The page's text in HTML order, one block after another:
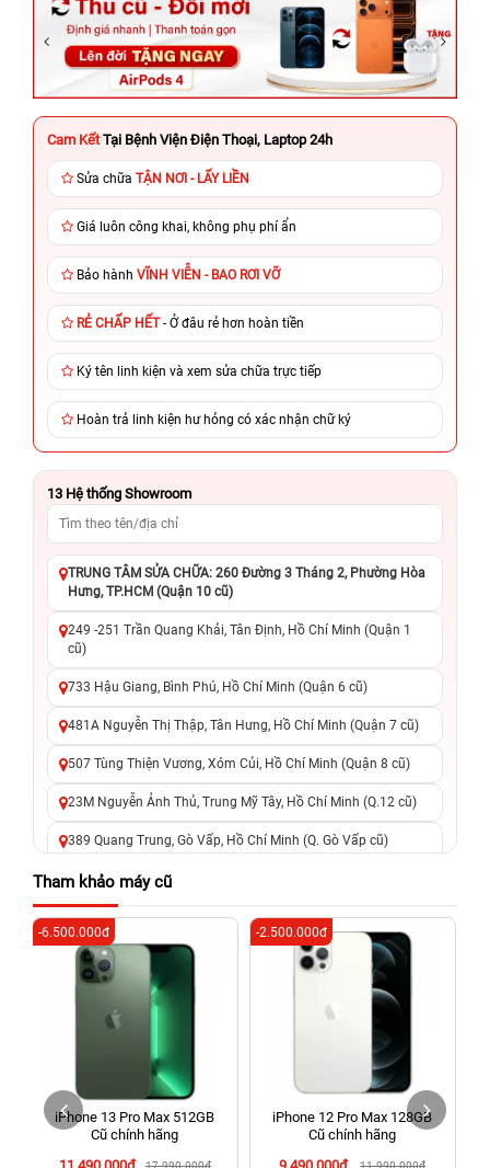
Cam Kết Tại Bệnh Viện Điện Thoại, Laptop 24h
Sửa chữa TẬN NƠI - LẤY LIỀN
Giá luôn công khai, không phụ phí ẩn
Bảo hành VĨNH VIỄN - BAO RƠI VỠ
RẺ CHẤP HẾT- Ở đâu rẻ hơn hoàn tiền
Ký tên linh kiện và xem sửa chữa trực tiếp
Hoàn trả linh kiện hư hỏng có xác nhận chữ ký
13 Hệ thống Showroom
TRUNG TÂM SỬA CHỮA: 260 Đường 3 Tháng 2, Phường Hòa
Hưng, TP.HCM (Quận 10 cũ)
249 -251 Trần Quang Khải, Tân Định, Hồ Chí Minh (Quận 1
cũ)
733 Hậu Giang, Bình Phú, Hồ Chí Minh (Quận 6 cũ)
481A Nguyễn Thị Thập, Tân Hưng, Hồ Chí Minh (Quận 7 cũ)
507 Tùng Thiện Vương, Xóm Củi, Hồ Chí Minh (Quận 8 cũ)
23M Nguyễn Ảnh Thủ, Trung Mỹ Tây, Hồ Chí Minh (Q.12 cũ)
389 Quang Trung, Gò Vấp, Hồ Chí Minh (Q. Gò Vấp cũ)
625 - 625A Âu Cơ, Tân Phú, Hồ Chí Minh (Quận Tân Phú cũ)
326 Lê Văn Việt, Tăng Nhơn Phú, Hồ Chí Minh (Q.9 TP. Thủ
Đức cũ)
256 Võ Văn Ngân, Thủ Đức, Hồ Chí Minh (Bình Thọ, TP. Thủ
70 Nguyễn An Ninh, Dĩ An, Hồ Chí Minh (Bình Dương Cũ)
24h Vũng Tàu: 162A Ba Cu, Vũng Tàu, Hồ Chí Minh (TP. Vũng
Tàu cũ)
198 Hoàng Văn Thụ, Tân Sơn Nhất, Hồ Chí Minh (Tân Bình
Tham khảo máy cũ
iPhone 13 Pro Max 512GB
Cũ chính hãng
17.990.000đ
-6.500.000đ
iPhone 12 Pro Max 128GB
Cũ chính hãng
11.990.000đ
-2.500.000đ